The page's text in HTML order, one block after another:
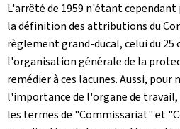
L'arrêté de 1959 n'étant cependant
la définition des attributions du
règlement grand-ducal, celui du
l'organisation générale de la
remédier à ces lacunes. Aussi,
l'importance de l'organe de
les termes de "Commissariat" et